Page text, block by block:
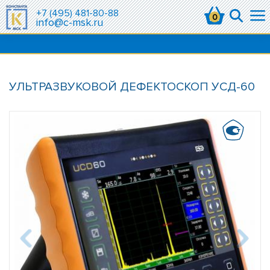
0
+7 (495) 481-80-88
info@c-msk.ru
УЛЬТРАЗВУКОВОЙ ДЕФЕКТОСКОП УСД-60